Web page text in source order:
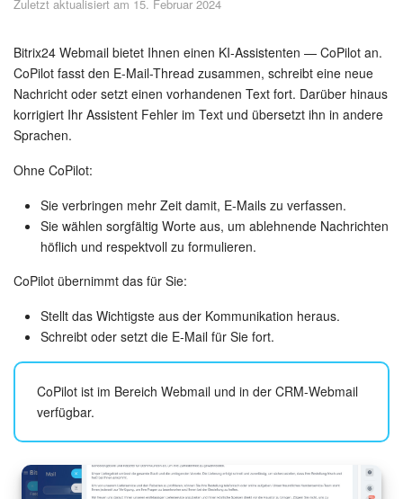
Sicherheit
Womit fangen Sie an?
Feed
Abonnement
KI-Projekte
Messenger
Collabs
Projektgruppen
Kalender
Drive
Webmail
Zuletzt aktualisiert am 15. Februar 2024
Bitrix24 Webmail bietet Ihnen einen KI-Assistenten — CoPilot an.
CoPilot fasst den E-Mail-Thread zusammen, schreibt eine neue
Nachricht oder setzt einen vorhandenen Text fort. Darüber hinaus
korrigiert Ihr Assistent Fehler im Text und übersetzt ihn in andere
Sprachen.
Ohne CoPilot:
Sie verbringen mehr Zeit damit, E-Mails zu verfassen.
Sie wählen sorgfältig Worte aus, um ablehnende Nachrichten
höflich und respektvoll zu formulieren.
CoPilot übernimmt das für Sie:
Stellt das Wichtigste aus der Kommunikation heraus.
Schreibt oder setzt die E-Mail für Sie fort.
CoPilot ist im Bereich Webmail und in der CRM-Webmail
verfügbar.